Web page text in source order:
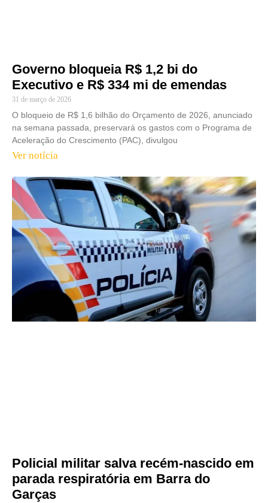
Governo bloqueia R$ 1,2 bi do
Executivo e R$ 334 mi de emendas
31 de março de 2026
O bloqueio de R$ 1,6 bilhão do Orçamento de 2026, anunciado
na semana passada, preservará os gastos com o Programa de
Aceleração do Crescimento (PAC), divulgou
Ver notícia
Policial militar salva recém-nascido em
parada respiratória em Barra do
Garças